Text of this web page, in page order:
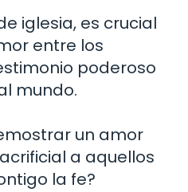
iglesia, es crucial
entre los
poderoso
mundo.
un amor
a aquellos
la fe?